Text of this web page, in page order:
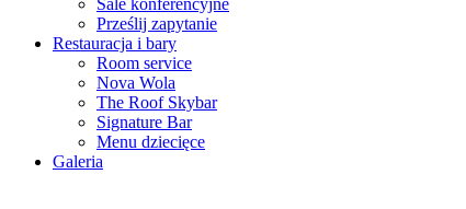
Sale konferencyjne
Prześlij zapytanie
Restauracja i bary
Room service
Nova Wola
The Roof Skybar
Signature Bar
Menu dziecięce
Galeria